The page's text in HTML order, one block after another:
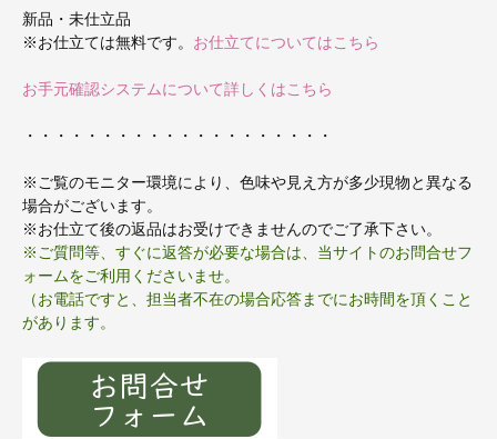
新品・未仕立品
※お仕立ては無料です。 お仕立てについてはこちら
お手元確認システムについて詳しくはこちら
・・・・・・・・・・・・・・・・・・・・
※ご覧のモニター環境により、色味や見え方が多少現物と異なる
場合がございます。
※お仕立て後の返品はお受けできませんのでご了承下さい。
※ご質問等、すぐに返答が必要な場合は、当サイトのお問合せフ
ォームをご利用くださいませ。
（お電話ですと、担当者不在の場合応答までにお時間を頂くこと
があります。